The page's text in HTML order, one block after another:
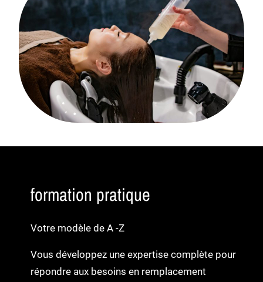
formation pratique
Votre modèle de A -Z
Vous développez une expertise complète pour
répondre aux besoins en remplacement